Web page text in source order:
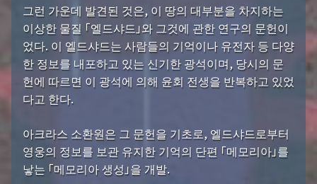
그런 가운데 발견된 것은, 이 땅의 대부분을 차지하는
이상한 물질 「엘드샤드」와 그것에 관한 연구의 문헌이
었다. 이 엘드샤드는 사람들의 기억이나 유전자 등 다양
한 정보를 내포하고 있는 신기한 광석이며, 당시의 문
헌에 따르면 이 광석에 의해 윤회 전생을 반복하고 있었
다고 한다.
아크라스 소환원은 그 문헌을 기초로, 엘드샤드로부터
영웅의 정보를 보관 유지한 기억의 단편 「메모리아」를
낳는 「메모리아 생성」을 개발.